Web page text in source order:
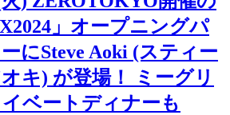
」オープニングパ
にSteve Aoki (スティー
キ) が登場！ ミーグリ
ベートディナーも